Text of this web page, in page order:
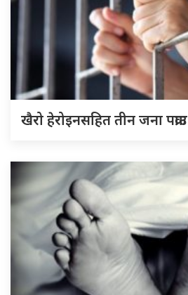
खैरो हेरोइनसहित तीन जना पक्राउ